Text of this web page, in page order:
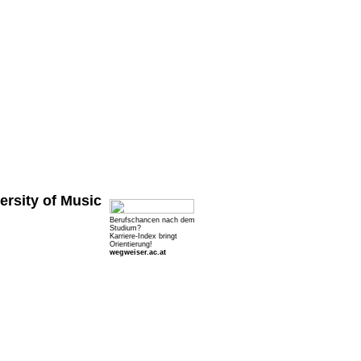
of Music
Berufschancen nach dem
Studium?
Karriere-Index bringt
Orientierung!
wegweiser.ac.at